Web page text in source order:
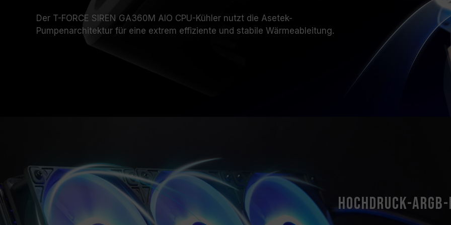
Der T-FORCE SIREN GA360M AIO CPU-Kühler nutzt die Asetek-
Pumpenarchitektur für eine extrem effiziente und stabile Wärmeableitung.
Hochdruck-